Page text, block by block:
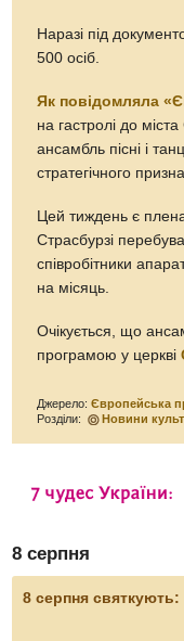
Наразі під
500 осіб.
Як повідомляла
на гастролі до
ансамбль пісні і
стратегічного
Цей тиждень є
Страсбурзі
співробітники
на місяць.
Очікується, що
програмою у церкві
Джерело:Європейська
Розділи:
Новини
8 серпня
8 серпня святкують: